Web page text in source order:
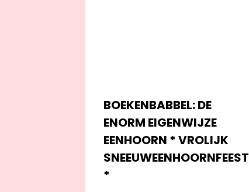
BOEKENBABBEL: DE
ENORM EIGENWIJZE
EENHOORN * VROLIJK
SNEEUWEENHOORNFEEST
*